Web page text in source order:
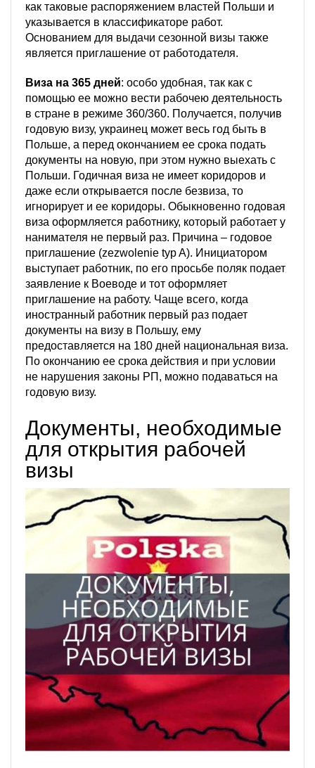
как таковые распоряжением властей Польши и
указывается в классификаторе работ.
Основанием для выдачи сезонной визы также
является приглашение от работодателя.
Виза на 365 дней: особо удобная, так как с
помощью ее можно вести рабочею деятельность
в стране в режиме 360/360. Получается, получив
годовую визу, украинец может весь год быть в
Польше, а перед окончанием ее срока подать
документы на новую, при этом нужно выехать с
Польши. Годичная виза не имеет коридоров и
даже если открывается после безвиза, то
игнорирует и ее коридоры. Обыкновенно годовая
виза оформляется работнику, который работает у
нанимателя не первый раз. Причина – годовое
приглашение (zezwolenie typ A). Инициатором
выступает работник, по его просьбе поляк подает
заявление к Воеводе и тот оформляет
приглашение на работу. Чаще всего, когда
иностранный работник первый раз подает
документы на визу в Польшу, ему
предоставляется на 180 дней национальная виза.
По окончанию ее срока действия и при условии
не нарушения законы РП, можно подаваться на
годовую визу.
Документы, необходимые
для открытия рабочей
визы